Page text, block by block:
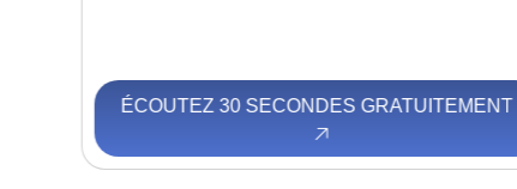
ÉCOUTEZ 30 SECONDES GRATUITEMENT